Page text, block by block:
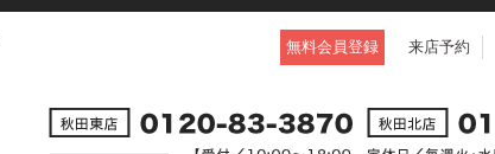
無料会員登録 来店予約